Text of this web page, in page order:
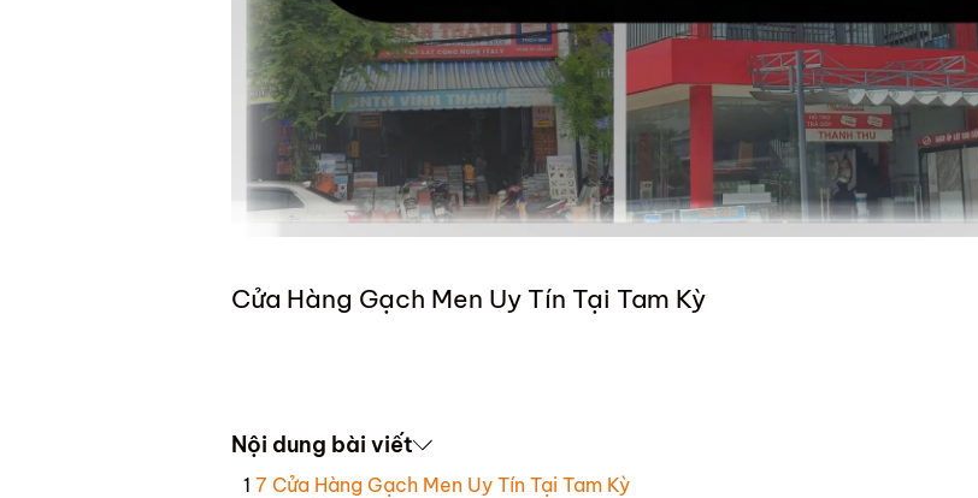
Cửa Hàng Gạch Men Uy Tín Tại Tam Kỳ
Nội dung bài viết
7 Cửa Hàng Gạch Men Uy Tín Tại Tam Kỳ